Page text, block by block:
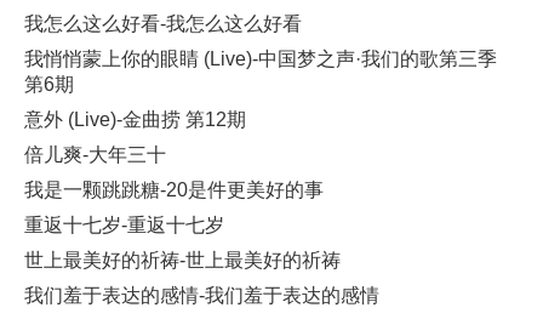
我怎么这么好看-我怎么这么好看
我悄悄蒙上你的眼睛 (Live)-中国梦之声·我们的歌第三季
第6期
意外 (Live)-金曲捞 第12期
倍儿爽-大年三十
我是一颗跳跳糖-20是件更美好的事
重返十七岁-重返十七岁
世上最美好的祈祷-世上最美好的祈祷
我们羞于表达的感情-我们羞于表达的感情